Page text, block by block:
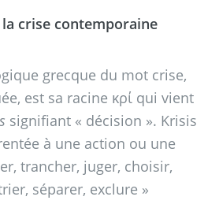
la crise contemporaine
grecque du mot crise,
est sa racine κρί qui vient
signifiant « décision ». Krisis
à une action ou une
trancher, juger, choisir,
séparer, exclure »